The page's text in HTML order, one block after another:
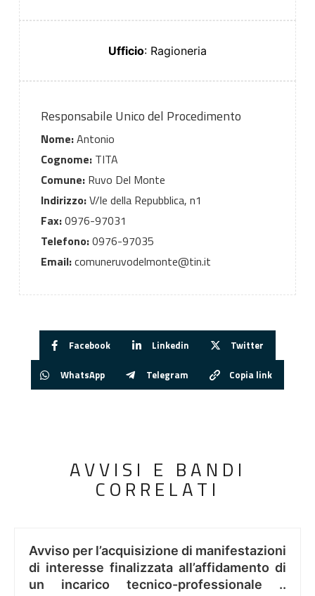
Ufficio: Ragioneria
Responsabile Unico del Procedimento
Nome:Antonio
Cognome:TITA
Comune:Ruvo Del Monte
Indirizzo:V/le della Repubblica, n1
Fax:0976-97031
Telefono:0976-97035
Email:comuneruvodelmonte@tin.it
Facebook Linkedin Twitter
WhatsApp Telegram Copia link
AVVISI E BANDI
CORRELATI
Avviso per l’acquisizione di manifestazioni
di interesse finalizzata all’affidamento di
un incarico tecnico-professionale ..